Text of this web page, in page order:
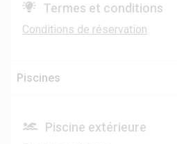
Termes et conditions
Conditions de réservation
Piscines
Piscine extérieure